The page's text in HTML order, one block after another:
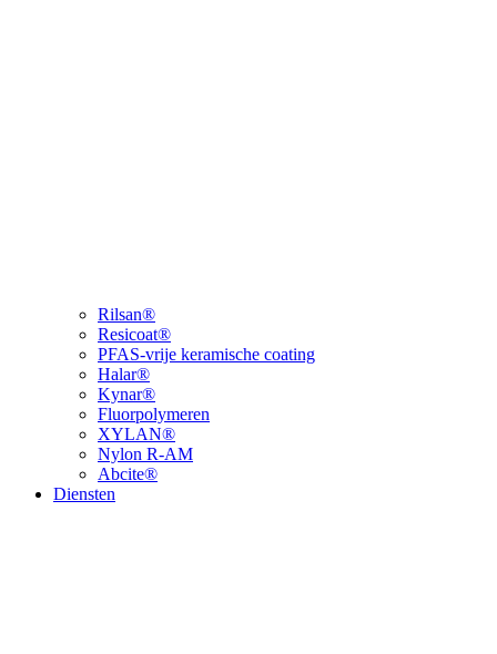
Rilsan®
Resicoat®
PFAS-vrije keramische coating
Halar®
Kynar®
Fluorpolymeren
XYLAN®
Nylon R-AM
Abcite®
Diensten